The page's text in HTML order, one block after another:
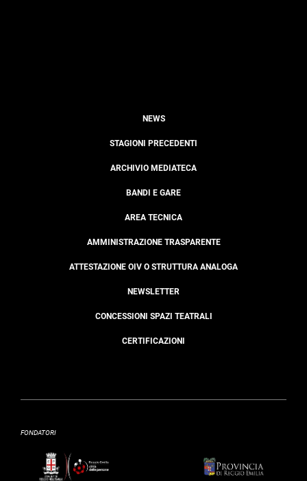
NEWS
STAGIONI PRECEDENTI
ARCHIVIO MEDIATECA
BANDI E GARE
AREA TECNICA
AMMINISTRAZIONE TRASPARENTE
ATTESTAZIONE OIV O STRUTTURA ANALOGA
NEWSLETTER
CONCESSIONI SPAZI TEATRALI
CERTIFICAZIONI
FONDATORI